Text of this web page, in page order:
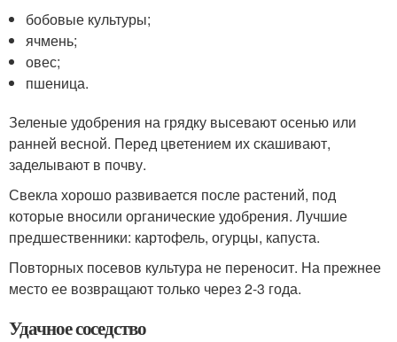
бобовые культуры;
ячмень;
овес;
пшеница.
Зеленые удобрения на грядку высевают осенью или
ранней весной. Перед цветением их скашивают,
заделывают в почву.
Свекла хорошо развивается после растений, под
которые вносили органические удобрения. Лучшие
предшественники: картофель, огурцы, капуста.
Повторных посевов культура не переносит. На прежнее
место ее возвращают только через 2-3 года.
Удачное соседство